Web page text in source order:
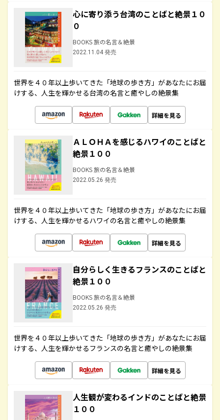
心に寄り添う台湾のことばと絶景１０
０
BOOKS 旅の名言＆絶景
2022.11.04 発売
世界を４０年以上歩いてきた「地球の歩き方」があなたにお届
けする、人生を輝かせる台湾の名言と癒やしの絶景集
詳細を見る
ＡＬＯＨＡを感じるハワイのことばと
絶景１００
BOOKS 旅の名言＆絶景
2022.05.26 発売
世界を４０年以上歩いてきた「地球の歩き方」があなたにお届
けする、人生を輝かせるハワイの名言と癒やしの絶景集
詳細を見る
自分らしく生きるフランスのことばと
絶景１００
BOOKS 旅の名言＆絶景
2022.05.26 発売
世界を４０年以上歩いてきた「地球の歩き方」があなたにお届
けする、人生を輝かせるフランスの名言と癒やしの絶景集
詳細を見る
人生観が変わるインドのことばと絶景
１００